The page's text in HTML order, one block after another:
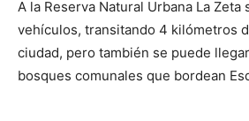
A la Reserva Natural Urbana La Zeta
vehículos, transitando 4 kilómetros
ciudad, pero también se puede
bosques comunales que bordean